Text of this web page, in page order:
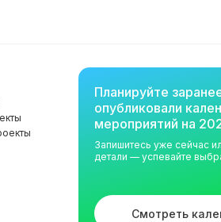
Планируйте
опубликовали
мероприятий на
Запишитесь уже сейчас
детали — успевайте
Смотреть